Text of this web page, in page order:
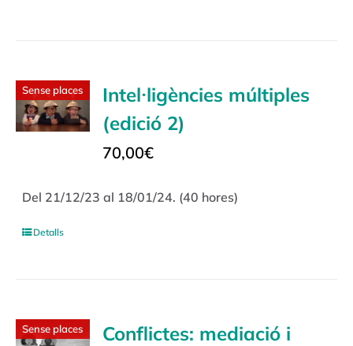
Sense places
Intel·ligències múltiples
(edició 2)
70,00€
Del 21/12/23 al 18/01/24. (40 hores)
Detalls
Sense places
Conflictes: mediació i